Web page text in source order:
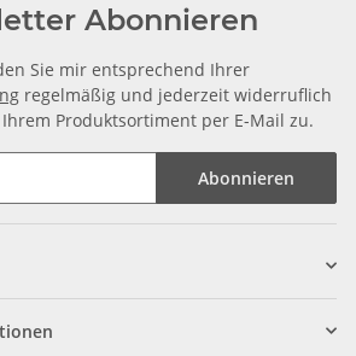
Abonnieren
Sie mir entsprechend Ihrer
regelmäßig und jederzeit widerruflich
Produktsortiment per E-Mail zu.
Abonnieren